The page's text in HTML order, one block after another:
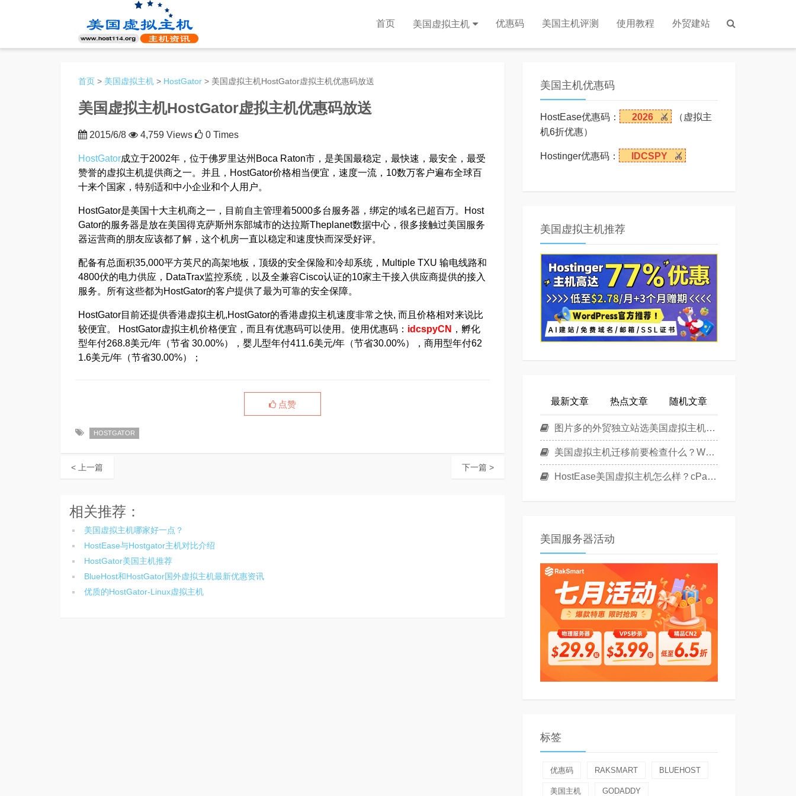
首页 美国虚拟主机 优惠码 美国主机评测 使用教程 外贸建站
首页 > 美国虚拟主机 > HostGator > 美国虚拟主机HostGator虚拟主机优惠码放送
美国虚拟主机HostGator虚拟主机优惠码放送
2015/6/8 4,759 Views 0 Times
HostGator成立于2002年，位于佛罗里达州Boca Raton市，是美国最稳定，最快速，最安全，最受
赞誉的虚拟主机提供商之一。并且，HostGator价格相当便宜，速度一流，10数万客户遍布全球百
十来个国家，特别适和中小企业和个人用户。
HostGator是美国十大主机商之一，目前自主管理着5000多台服务器，绑定的域名已超百万。Host
Gator的服务器是放在美国得克萨斯州东部城市的达拉斯Theplanet数据中心，很多接触过美国服务
器运营商的朋友应该都了解，这个机房一直以稳定和速度快而深受好评。
配备有总面积35,000平方英尺的高架地板，顶级的安全保险和冷却系统，Multiple TXU 输电线路和
4800伏的电力供应，DataTrax监控系统，以及全兼容Cisco认证的10家主干接入供应商提供的接入
服务。所有这些都为HostGator的客户提供了最为可靠的安全保障。
HostGator目前还提供香港虚拟主机,HostGator的香港虚拟主机速度非常之快, 而且价格相对来说比
较便宜。 HostGator虚拟主机价格便宜，而且有优惠码可以使用。使用优惠码： idcspyCN ，孵化
型年付268.8美元/年（节省 30.00%），婴儿型年付411.6美元/年（节省30.00%），商用型年付62
1.6美元/年（节省30.00%）；
点赞
HOSTGATOR
< 上一篇 下一篇 >
相关推荐：
美国虚拟主机哪家好一点？
HostEase与Hostgator主机对比介绍
HostGator美国主机推荐
BlueHost和HostGator国外虚拟主机最新优惠资讯
优质的HostGator-Linux虚拟主机
美国主机优惠码
HostEase优惠码： 2026
（虚拟主
机6折优惠）
Hostinger优惠码： IDCSPY
美国虚拟主机推荐
最新文章 热点文章 随机文章
图片多的外贸独立站选美国虚拟主机还是美国云主机？
美国虚拟主机迁移前要检查什么？WordPress换主机清单
HostEase美国虚拟主机怎么样？cPanel面板美国Linux主机方案介绍
美国服务器活动
标签
优惠码 RAKSMART BLUEHOST
美国主机 GODADDY